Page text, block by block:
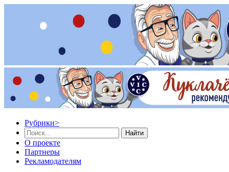
Рубрики>
Найти
О проекте
Партнеры
Рекламодателям